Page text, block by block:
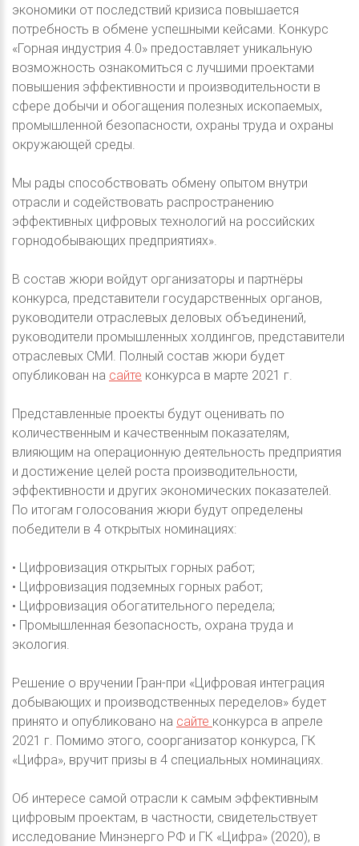
экономики от последствий кризиса повышается
потребность в обмене успешными кейсами. Конкурс
«Горная индустрия 4.0» предоставляет уникальную
возможность ознакомиться с лучшими проектами
повышения эффективности и производительности в
сфере добычи и обогащения полезных ископаемых,
промышленной безопасности, охраны труда и охраны
окружающей среды.
Мы рады способствовать обмену опытом внутри
отрасли и содействовать распространению
эффективных цифровых технологий на российских
горнодобывающих предприятиях».
В состав жюри войдут организаторы и партнёры
конкурса, представители государственных органов,
руководители отраслевых деловых объединений,
руководители промышленных холдингов, представители
отраслевых СМИ. Полный состав жюри будет
опубликован на сайте конкурса в марте 2021 г.
Представленные проекты будут оценивать по
количественным и качественным показателям,
влияющим на операционную деятельность предприятия
и достижение целей роста производительности,
эффективности и других экономических показателей.
По итогам голосования жюри будут определены
победители в 4 открытых номинациях:
• Цифровизация открытых горных работ;
• Цифровизация подземных горных работ;
• Цифровизация обогатительного передела;
• Промышленная безопасность, охрана труда и
экология.
Решение о вручении Гран-при «Цифровая интеграция
добывающих и производственных переделов» будет
принято и опубликовано на сайте конкурса в апреле
2021 г. Помимо этого, соорганизатор конкурса, ГК
«Цифра», вручит призы в 4 специальных номинациях.
Об интересе самой отрасли к самым эффективным
цифровым проектам, в частности, свидетельствует
исследование Минэнерго РФ и ГК «Цифра» (2020), в